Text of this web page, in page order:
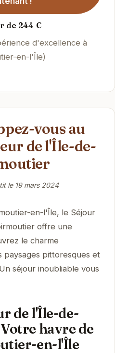
de 244 €
d'excellence à
en-l'Île)
vous au
de l'Île-de-
le 19 mars 2024
en-l'Île, le Séjour
offre une
le charme
paysages pittoresques et
séjour inoubliable vous
de l'Île-de-
havre de
en-l'Île